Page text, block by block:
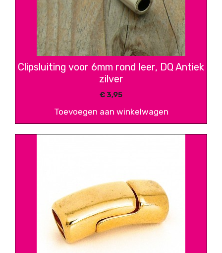
Clipsluiting voor 6mm rond leer, DQ Antiek
zilver
€3,95
Toevoegen aan winkelwagen